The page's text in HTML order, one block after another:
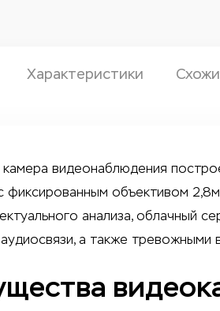
Характеристики
камера видеонаблюдения
объективом
анализа, облачный
а также тревожными